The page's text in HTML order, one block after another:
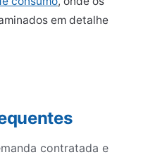
em detalhe
contratada e